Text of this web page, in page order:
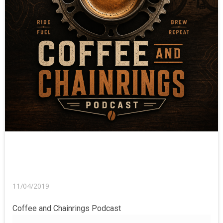
11/04/2019
Coffee and Chainrings Podcast